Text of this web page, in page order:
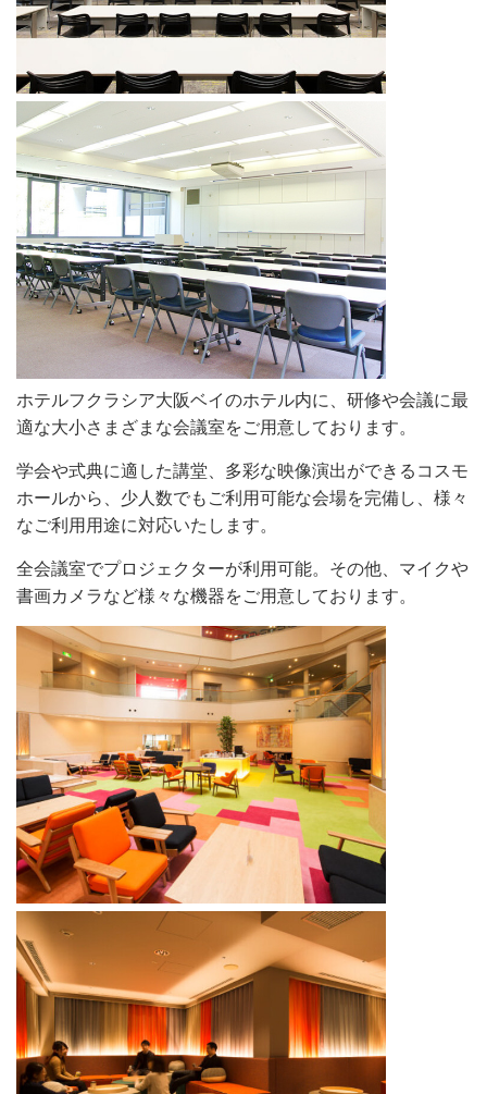
ホテルフクラシア大阪ベイのホテル内に、研修や会議に最
適な大小さまざまな会議室をご用意しております。
学会や式典に適した講堂、多彩な映像演出ができるコスモ
ホールから、少人数でもご利用可能な会場を完備し、様々
なご利用用途に対応いたします。
全会議室でプロジェクターが利用可能。その他、マイクや
書画カメラなど様々な機器をご用意しております。